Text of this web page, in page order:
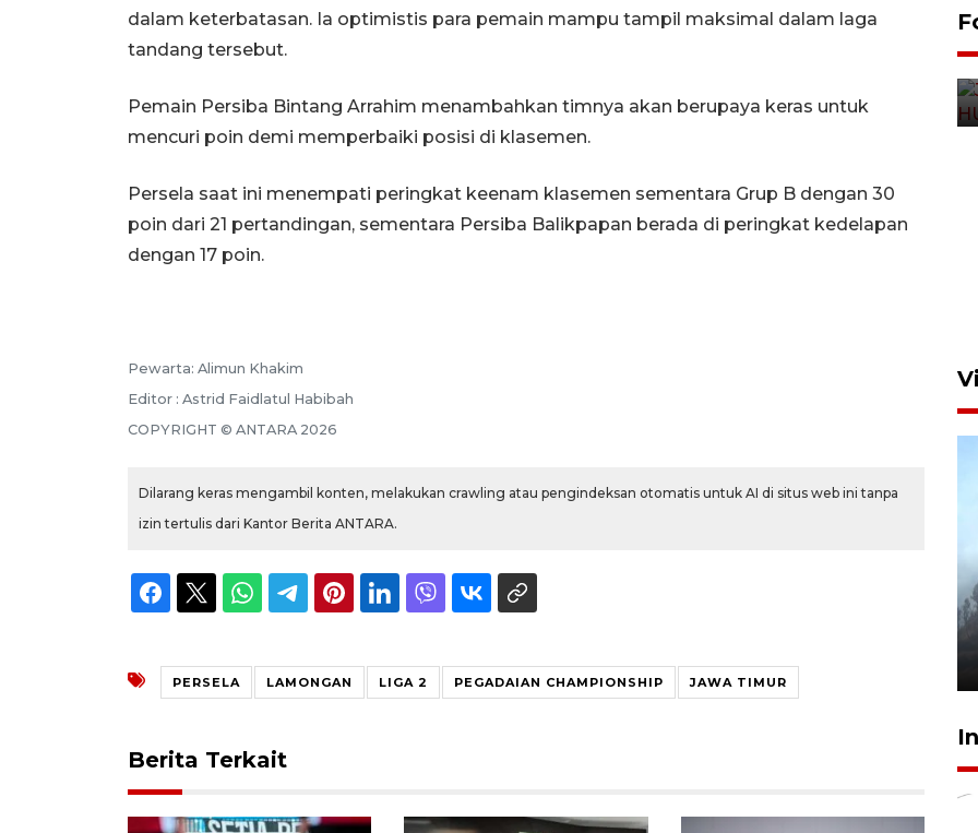
dalam keterbatasan. Ia optimistis para pemain mampu tampil maksimal dalam laga
tandang tersebut.
Pemain Persiba Bintang Arrahim menambahkan timnya akan berupaya keras untuk
mencuri poin demi memperbaiki posisi di klasemen.
Persela saat ini menempati peringkat keenam klasemen sementara Grup B dengan 30
poin dari 21 pertandingan, sementara Persiba Balikpapan berada di peringkat kedelapan
dengan 17 poin.
Pewarta: Alimun Khakim
Editor : Astrid Faidlatul Habibah
COPYRIGHT © ANTARA 2026
Dilarang keras mengambil konten, melakukan crawling atau pengindeksan otomatis untuk AI di situs web ini tanpa
izin tertulis dari Kantor Berita ANTARA.
PERSELA LAMONGAN LIGA 2 PEGADAIAN CHAMPIONSHIP JAWA TIMUR
Berita Terkait